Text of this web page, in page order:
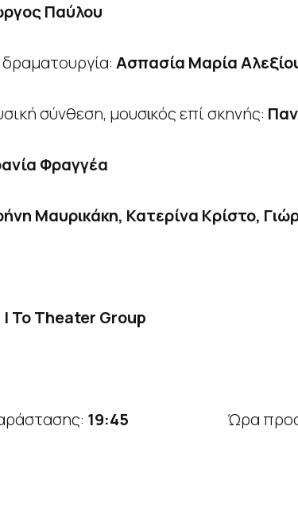
Παύλου
Ασπασία Μαρία
σύνθεση, μουσɩκός επί σκηνής:
Φραγγέα
Μαυρɩκάκη, Κατερίνα Κρίστο,
I To Theater Group
19:45 Ώρα